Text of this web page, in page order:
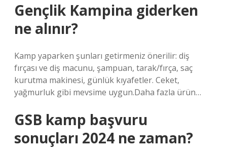
Gençlik Kampina giderken
ne alınır?
Kamp yaparken şunları getirmeniz önerilir: diş
fırçası ve diş macunu, şampuan, tarak/fırça, saç
kurutma makinesi, günlük kıyafetler. Ceket,
yağmurluk gibi mevsime uygun.Daha fazla ürün…
GSB kamp başvuru
sonuçları 2024 ne zaman?